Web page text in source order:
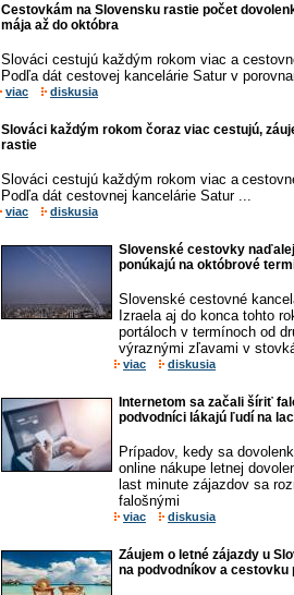
Cestovkám na Slovensku rastie počet
mája až do októbra
Slováci cestujú každým rokom viac a
Podľa dát cestovej kancelárie Satur v
viac diskusia
Slováci každým rokom čoraz viac cestujú,
rastie
Slováci cestujú každým rokom viac a
Podľa dát cestovnej kancelárie Satur ...
viac diskusia
Slovenské cestovky
ponúkajú na októbrové
Slovenské cestovné
Izraela aj do konca tohto
portáloch v termínoch od
výraznými zľavami v
viac diskusia
Internetom sa začali šíriť
podvodníci lákajú ľudí na
Prípadov, kedy sa
online nákupe letnej
last minute zájazdov sa
falošnými
viac diskusia
Záujem o letné zájazdy u
na podvodníkov a